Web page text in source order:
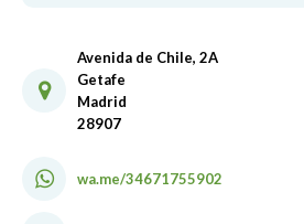
Avenida de Chile, 2A
Getafe
Madrid
28907
wa.me/34671755902